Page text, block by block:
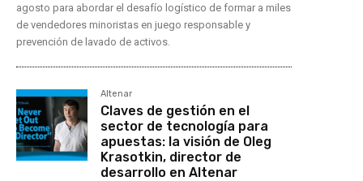
agosto para abordar el desafío logístico de formar a miles
de vendedores minoristas en juego responsable y
prevención de lavado de activos.
Altenar
Claves de gestión en el
sector de tecnología para
apuestas: la visión de Oleg
Krasotkin, director de
desarrollo en Altenar